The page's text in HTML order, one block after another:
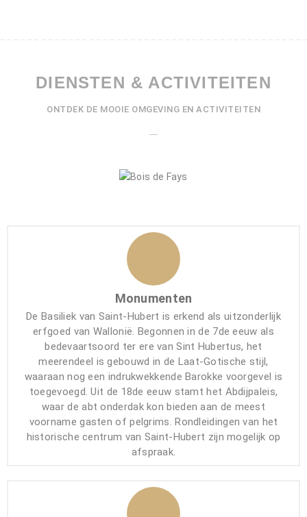
DIENSTEN & ACTIVITEITEN
ONTDEK DE MOOIE OMGEVING EN ACTIVITEITEN
Monumenten
De Basiliek van Saint-Hubert is erkend als uitzonderlijk
erfgoed van Wallonië. Begonnen in de 7de eeuw als
bedevaartsoord ter ere van Sint Hubertus, het
meerendeel is gebouwd in de Laat-Gotische stijl,
waaraan nog een indrukwekkende Barokke voorgevel is
toegevoegd. Uit de 18de eeuw stamt het Abdijpaleis,
waar de abt onderdak kon bieden aan de meest
voorname gasten of pelgrims. Rondleidingen van het
historische centrum van Saint-Hubert zijn mogelijk op
afspraak.